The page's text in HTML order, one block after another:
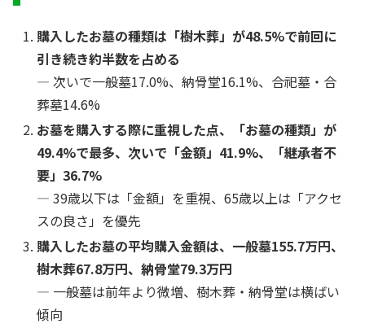
購入したお墓の種類は「樹木葬」が48.5%で前回に
引き続き約半数を占める
― 次いで一般墓17.0%、納骨堂16.1%、合祀墓・合
葬墓14.6%
お墓を購入する際に重視した点、「お墓の種類」が
49.4%で最多、次いで「金額」41.9%、「継承者不
要」36.7%
― 39歳以下は「金額」を重視、65歳以上は「アクセ
スの良さ」を優先
購入したお墓の平均購入金額は、一般墓155.7万円、
樹木葬67.8万円、納骨堂79.3万円
― 一般墓は前年より微増、樹木葬・納骨堂は横ばい
傾向